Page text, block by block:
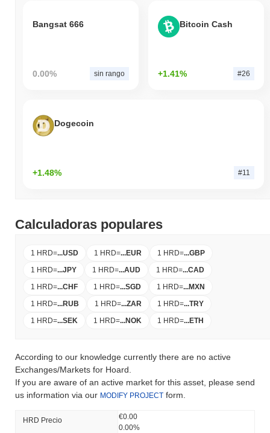
Bangsat 666
0.00% sin rango
Bitcoin Cash
+1.41% #26
Dogecoin
+1.48% #11
Calculadoras populares
1 HRD=...USD 1 HRD=...EUR 1 HRD=...GBP
1 HRD=...JPY 1 HRD=...AUD 1 HRD=...CAD
1 HRD=...CHF 1 HRD=...SGD 1 HRD=...MXN
1 HRD=...RUB 1 HRD=...ZAR 1 HRD=...TRY
1 HRD=...SEK 1 HRD=...NOK 1 HRD=...ETH
According to our knowledge currently there are no active
Exchanges/Markets for Hoard.
If you are aware of an active market for this asset, please send
us information via our MODIFY PROJECT form.
HRD Precio
€0.00
0.00%